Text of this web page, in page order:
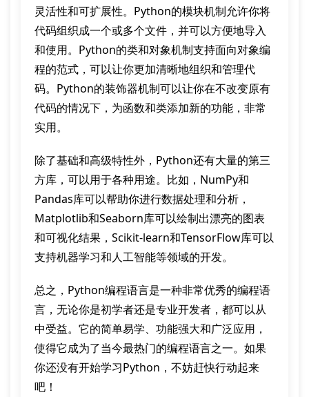
灵活性和可扩展性。Python的模块机制允许你将
代码组织成一个或多个文件，并可以方便地导入
和使用。Python的类和对象机制支持面向对象编
程的范式，可以让你更加清晰地组织和管理代
码。Python的装饰器机制可以让你在不改变原有
代码的情况下，为函数和类添加新的功能，非常
实用。
除了基础和高级特性外，Python还有大量的第三
方库，可以用于各种用途。比如，NumPy和
Pandas库可以帮助你进行数据处理和分析，
Matplotlib和Seaborn库可以绘制出漂亮的图表
和可视化结果，Scikit-learn和TensorFlow库可以
支持机器学习和人工智能等领域的开发。
总之，Python编程语言是一种非常优秀的编程语
言，无论你是初学者还是专业开发者，都可以从
中受益。它的简单易学、功能强大和广泛应用，
使得它成为了当今最热门的编程语言之一。如果
你还没有开始学习Python，不妨赶快行动起来
吧！